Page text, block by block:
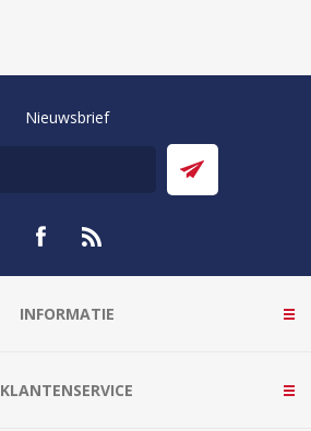
Nieuwsbrief
INFORMATIE
KLANTENSERVICE